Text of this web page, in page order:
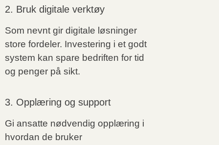
2. Bruk digitale verktøy
Som nevnt gir digitale løsninger
store fordeler. Investering i et godt
system kan spare bedriften for tid
og penger på sikt.
3. Opplæring og support
Gi ansatte nødvendig opplæring i
hvordan de bruker